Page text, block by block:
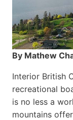
By Mathew
Interior British
recreational
is no less a
mountains